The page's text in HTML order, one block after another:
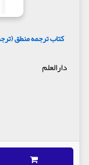
کتاب ترجمه منطق
دارالعلم